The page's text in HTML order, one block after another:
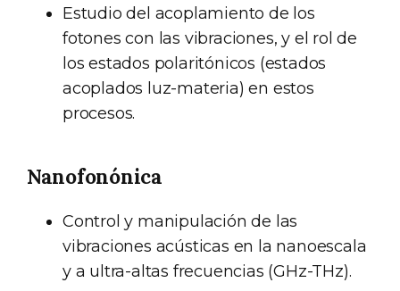
Estudio del acoplamiento de los
fotones con las vibraciones, y el rol de
los estados polaritónicos (estados
acoplados luz-materia) en estos
procesos.
Nanofonónica
Control y manipulación de las
vibraciones acústicas en la nanoescala
y a ultra-altas frecuencias (GHz-THz).